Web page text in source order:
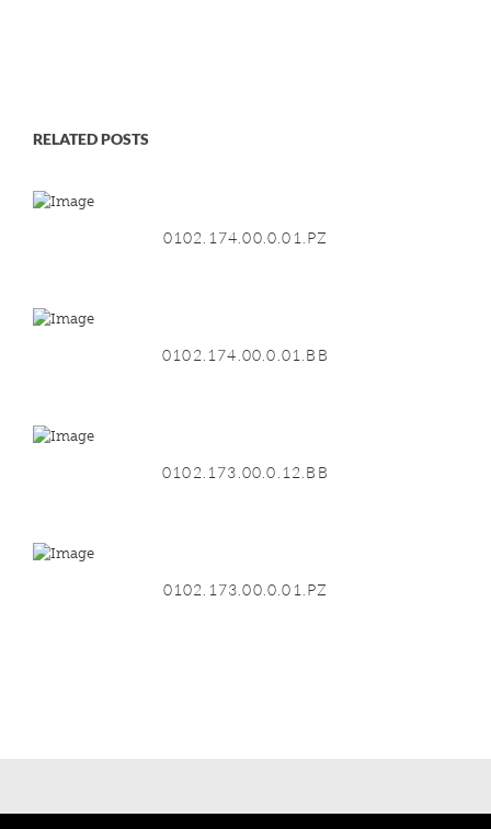
RELATED POSTS
0102.174.00.0.01.PZ
0102.174.00.0.01.BB
0102.173.00.0.12.BB
0102.173.00.0.01.PZ